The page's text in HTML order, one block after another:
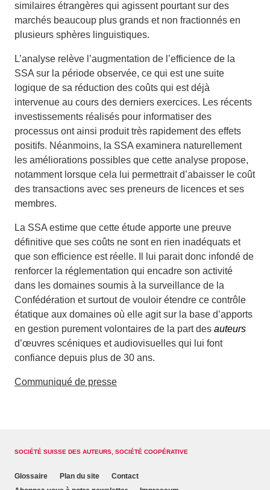
similaires étrangères qui agissent pourtant sur des
marchés beaucoup plus grands et non fractionnés en
plusieurs sphères linguistiques.
L’analyse relève l’augmentation de l’efficience de la
SSA sur la période observée, ce qui est une suite
logique de sa réduction des coûts qui est déjà
intervenue au cours des derniers exercices. Les récents
investissements réalisés pour informatiser des
processus ont ainsi produit très rapidement des effets
positifs. Néanmoins, la SSA examinera naturellement
les améliorations possibles que cette analyse propose,
notamment lorsque cela lui permettrait d’abaisser le coût
des transactions avec ses preneurs de licences et ses
membres.
La SSA estime que cette étude apporte une preuve
définitive que ses coûts ne sont en rien inadéquats et
que son efficience est réelle. Il lui parait donc infondé de
renforcer la réglementation qui encadre son activité
dans les domaines soumis à la surveillance de la
Confédération et surtout de vouloir étendre ce contrôle
étatique aux domaines où elle agit sur la base d’apports
en gestion purement volontaires de la part des auteurs
d’œuvres scéniques et audiovisuelles qui lui font
confiance depuis plus de 30 ans.
Communiqué de presse
SOCIÉTÉ SUISSE DES AUTEURS, SOCIÉTÉ COOPÉRATIVE
Glossaire Plan du site
Contact